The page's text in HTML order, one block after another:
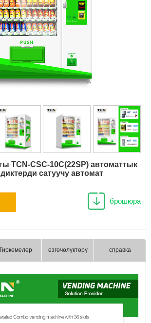
TCN-CSC-10C(22SP) автоматтык
сатуучу автомат
брошюра
өзгөчөлүктөрү справка